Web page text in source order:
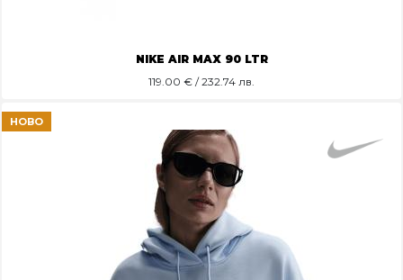
NIKE AIR MAX 90 LTR
119.00 € / 232.74 лв.
НОВО